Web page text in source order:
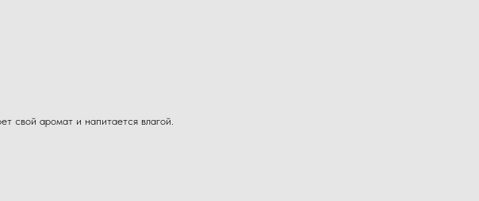
свой аромат и напитается влагой.